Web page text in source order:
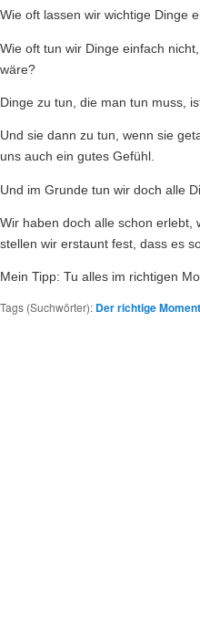
Wie oft lassen wir wichtige Dinge
Wie oft tun wir Dinge einfach
wäre?
Dinge zu tun, die man tun muss,
Und sie dann zu tun, wenn sie
uns auch ein gutes Gefühl.
Und im Grunde tun wir doch alle
Wir haben doch alle schon erlebt,
stellen wir erstaunt fest, dass es
Mein Tipp: Tu alles im richtigen
Tags (Suchwörter): Der richtige Moment